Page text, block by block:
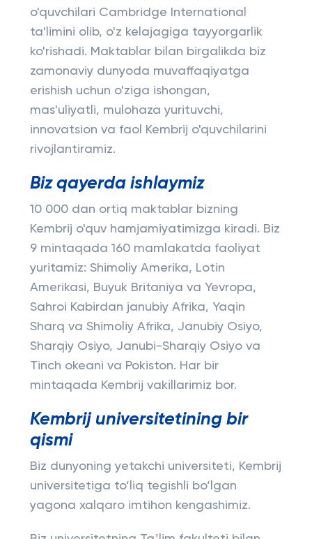
o'quvchilari Cambridge International
ta'limini olib, o'z kelajagiga tayyorgarlik
ko'rishadi. Maktablar bilan birgalikda biz
zamonaviy dunyoda muvaffaqiyatga
erishish uchun o'ziga ishongan,
mas'uliyatli, mulohaza yurituvchi,
innovatsion va faol Kembrij o'quvchilarini
rivojlantiramiz.
Biz qayerda ishlaymiz
10 000 dan ortiq maktablar bizning
Kembrij o'quv hamjamiyatimizga kiradi. Biz
9 mintaqada 160 mamlakatda faoliyat
yuritamiz: Shimoliy Amerika, Lotin
Amerikasi, Buyuk Britaniya va Yevropa,
Sahroi Kabirdan janubiy Afrika, Yaqin
Sharq va Shimoliy Afrika, Janubiy Osiyo,
Sharqiy Osiyo, Janubi-Sharqiy Osiyo va
Tinch okeani va Pokiston. Har bir
mintaqada Kembrij vakillarimiz bor.
Kembrij universitetining bir
qismi
Biz dunyoning yetakchi universiteti, Kembrij
universitetiga to‘liq tegishli bo‘lgan
yagona xalqaro imtihon kengashimiz.